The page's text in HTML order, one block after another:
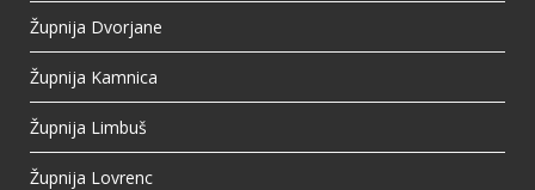
Župnija Dvorjane
Župnija Kamnica
Župnija Limbuš
Župnija Lovrenc